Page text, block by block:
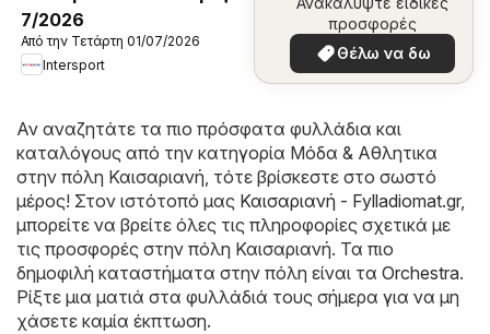
7/2026
Από την Τετάρτη 01/07/2026
Intersport
προσφορές
Θέλω να δω
Αν αναζητάτε τα πιο πρόσφατα φυλλάδια και
καταλόγους από την κατηγορία Μόδα & Aθλητικα
στην πόλη Καισαριανή, τότε βρίσκεστε στο σωστό
μέρος! Στον ιστότοπό μας Καισαριανή - Fylladiomat.gr,
μπορείτε να βρείτε όλες τις πληροφορίες σχετικά με
τις προσφορές στην πόλη Καισαριανή. Τα πιο
δημοφιλή καταστήματα στην πόλη είναι τα Orchestra.
Ρίξτε μια ματιά στα φυλλάδιά τους σήμερα για να μη
χάσετε καμία έκπτωση.